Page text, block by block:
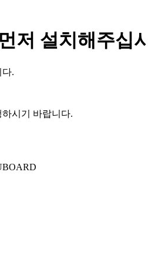
저 설치해주십
다.
시기 바랍니다.